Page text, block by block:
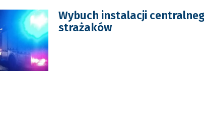
Wybuch instalacji
strażaków